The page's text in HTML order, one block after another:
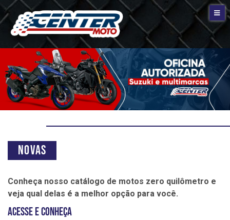
Novas
Conheça nosso catálogo de motos zero quilômetro e
veja qual delas é a melhor opção para você.
Acesse e conheça